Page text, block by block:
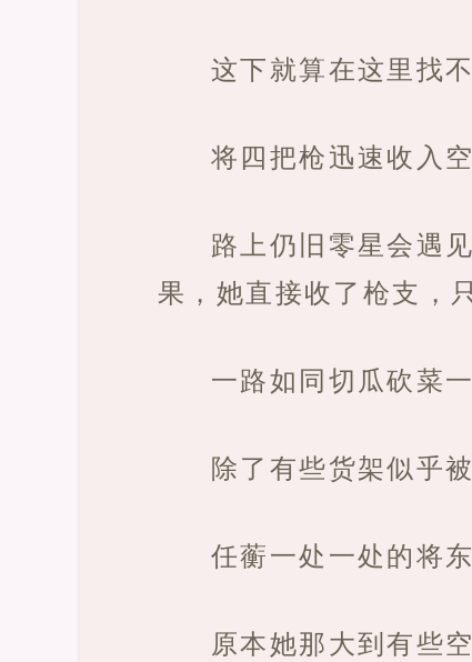
这下就算在这里找
将四把枪迅速收入
路上仍旧零星会遇
果，她直接收了枪支，
一路如同切瓜砍菜
除了有些货架似乎
任蘅一处一处的将
原本她那大到有些